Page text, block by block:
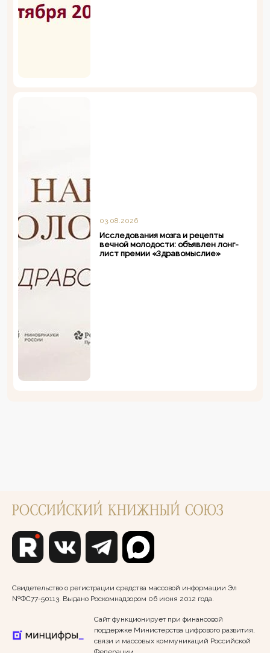
03.08.2026
Исследования мозга и рецепты
вечной молодости: объявлен лонг-
лист премии «Здравомыслие»
Свидетельство о регистрации средства массовой информации Эл
№ФС77-50113. Выдано Роскомнадзором 06 июня 2012 года.
Сайт функционирует при финансовой
поддержке Министерства цифрового развития,
связи и массовых коммуникаций Российской